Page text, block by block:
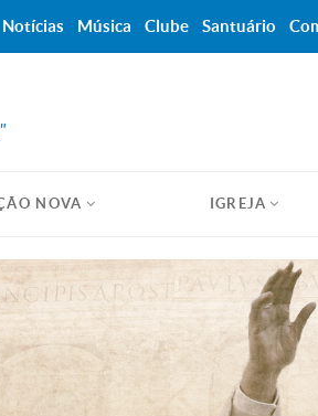
NOVA IGREJA
Notícias Música Clube Santuário